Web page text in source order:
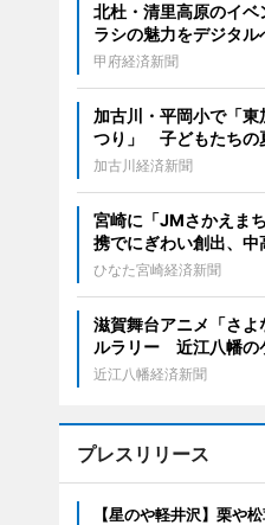
北杜・清里高原のイベ
ラシの魅力をデジタル
甲府経済新聞
加古川・平岡小で「東
つり」 子どもたちの
加古川経済新聞
宮崎に「JMさかえま
携でにぎわい創出、中
ひなた宮崎経済新聞
滋賀舞台アニメ「さよ
ルラリー 近江八幡の
近江八幡経済新聞
プレスリリース
【星のや軽井沢】栗や